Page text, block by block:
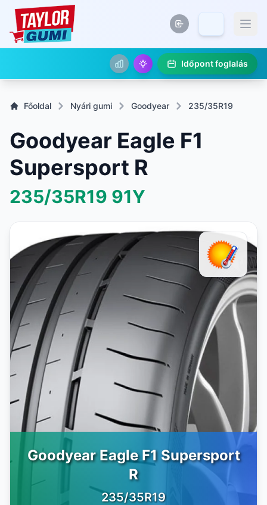
Időpont foglalás
Főoldal Nyári gumi Goodyear 235/35R19
Goodyear Eagle F1
Supersport R
235/35R19 91Y
Goodyear Eagle F1 Supersport
R
235/35R19